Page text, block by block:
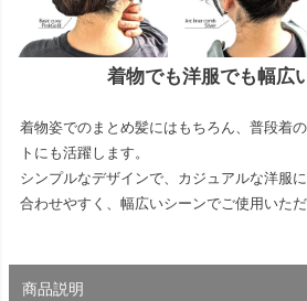
着物でも洋服でも幅広
着物姿でのまとめ髪にはもちろん、普段着
トにも活躍します。
シンプルなデザインで、カジュアルな洋服
合わせやすく、幅広いシーンでご使用いただ
商品説明